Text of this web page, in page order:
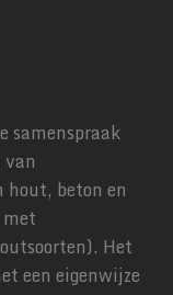
samenspraak
hout, beton en
Het
een eigenwijze